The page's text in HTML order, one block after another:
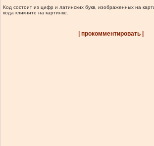
Код состоит из цифр и латинских букв, изображенных на
кода кликните на картинке.
| прокомментировать |